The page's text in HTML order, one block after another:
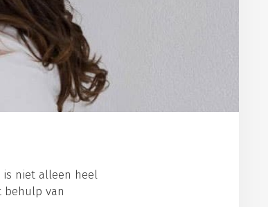
is niet alleen heel
behulp van